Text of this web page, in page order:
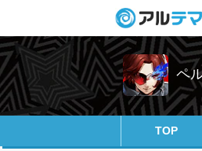
ペ
TOP